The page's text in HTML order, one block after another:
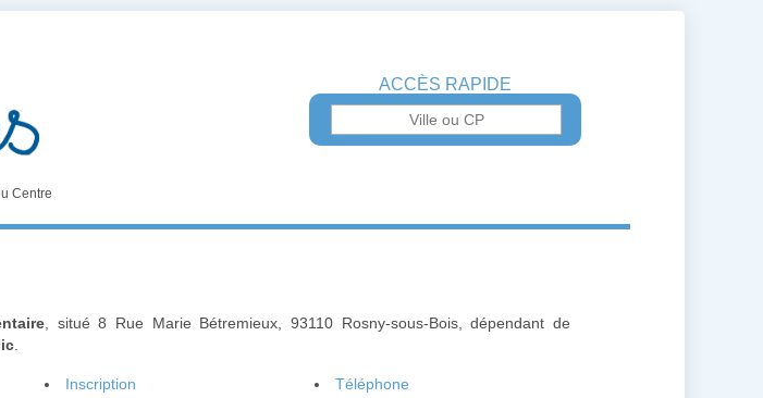
ACCÈS RAPIDE
Centre
, situé 8 Rue Marie Bétremieux, 93110 Rosny-sous-Bois, dépendant de
Inscription Téléphone